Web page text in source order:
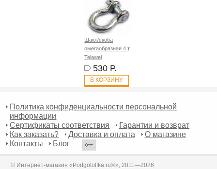
Шакл/скоба
омегаобразная 4 т
Telawei
530 Р.
В КОРЗИНУ
Политика конфиденциальности персональной
информации
Сертификаты соответствия
Гарантии и возврат
Как заказать?
Доставка и оплата
О магазине
Контакты
Блог
© Интернет-магазин «Podgotoffka.ru®», 2011—2026